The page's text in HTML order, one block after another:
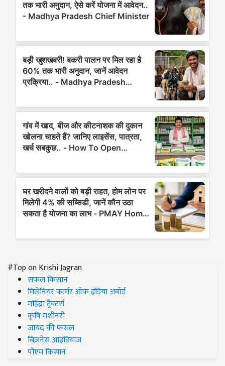
#Top on Krishi Jagran
सफल किसान
मिलेनियर फार्मर ऑफ इंडिया अवॉर्ड
महिंद्रा ट्रैक्टर्स
कृषि मशीनरी
जायद की फसल
बिज़नेस आइडियाज
पीएम किसान